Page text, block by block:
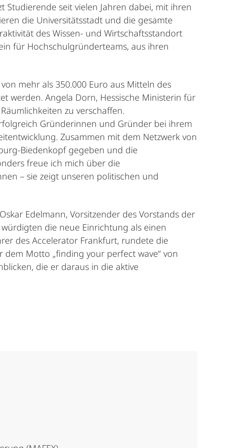
Studierende seit vielen Jahren dabei, mit ihren
die Universitätsstadt und die gesamte
des Wissen- und Wirtschaftsstandort
für Hochschulgründerteams, aus ihren
mehr als 350.000 Euro aus Mitteln des
werden. Angela Dorn, Hessische Ministerin für
zu verschaffen.
Gründerinnen und Gründer bei ihrem
Zusammen mit dem Netzwerk von
Biedenkopf gegeben und die
freue ich mich über die
– sie zeigt unseren politischen und
Edelmann, Vorsitzender des Vorstands der
die neue Einrichtung als einen
des Accelerator Frankfurt, rundete die
dem Motto „finding your perfect wave“ von
die er daraus in die aktive